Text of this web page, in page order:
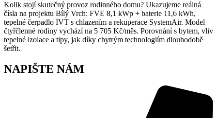
Kolik stojí skutečný provoz rodinného domu? Ukazujeme reálná
čísla na projektu Bílý Vrch: FVE 8,1 kWp + baterie 11,6 kWh,
tepelné čerpadlo IVT s chlazením a rekuperace SystemAir. Model
čtyřčlenné rodiny vychází na 5 705 Kč/měs. Porovnání s bytem, vliv
tepelné izolace a tipy, jak díky chytrým technologiím dlouhodobě
šetřit.
NAPIŠTE NÁM